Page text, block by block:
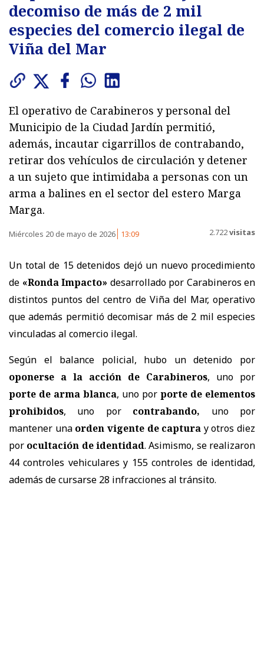
decomiso de más de 2 mil
especies del comercio ilegal de
Viña del Mar
El operativo de Carabineros y personal del
Municipio de la Ciudad Jardín permitió,
además, incautar cigarrillos de contrabando,
retirar dos vehículos de circulación y detener
a un sujeto que intimidaba a personas con un
arma a balines en el sector del estero Marga
Marga.
Miércoles 20 de mayo de 2026 13:09 2.722visitas
Un total de 15 detenidos dejó un nuevo procedimiento
de «Ronda Impacto» desarrollado por Carabineros en
distintos puntos del centro de Viña del Mar, operativo
que además permitió decomisar más de 2 mil especies
vinculadas al comercio ilegal.
Según el balance policial, hubo un detenido por
oponerse a la acción de Carabineros, uno por
porte de arma blanca, uno por porte de elementos
prohibidos, uno por contrabando, uno por
mantener una orden vigente de captura y otros diez
por ocultación de identidad. Asimismo, se realizaron
44 controles vehiculares y 155 controles de identidad,
además de cursarse 28 infracciones al tránsito.